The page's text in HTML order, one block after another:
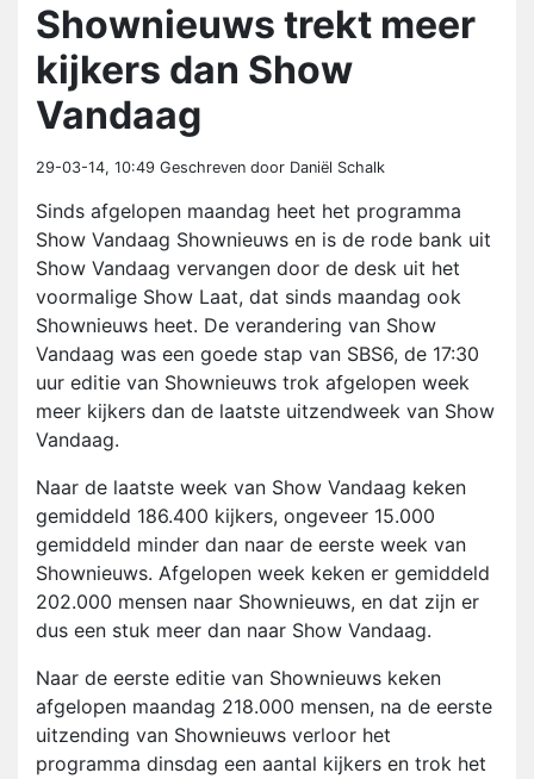
Shownieuws trekt meer
kijkers dan Show
Vandaag
29-03-14, 10:49 Geschreven door Daniël Schalk
Sinds afgelopen maandag heet het programma
Show Vandaag Shownieuws en is de rode bank uit
Show Vandaag vervangen door de desk uit het
voormalige Show Laat, dat sinds maandag ook
Shownieuws heet. De verandering van Show
Vandaag was een goede stap van SBS6, de 17:30
uur editie van Shownieuws trok afgelopen week
meer kijkers dan de laatste uitzendweek van Show
Vandaag.
Naar de laatste week van Show Vandaag keken
gemiddeld 186.400 kijkers, ongeveer 15.000
gemiddeld minder dan naar de eerste week van
Shownieuws. Afgelopen week keken er gemiddeld
202.000 mensen naar Shownieuws, en dat zijn er
dus een stuk meer dan naar Show Vandaag.
Naar de eerste editie van Shownieuws keken
afgelopen maandag 218.000 mensen, na de eerste
uitzending van Shownieuws verloor het
programma dinsdag een aantal kijkers en trok het